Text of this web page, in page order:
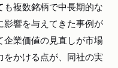
も複数銘柄で中長期的な
影響を与えてきた事例が
企業価値の見直しが市場
をかける点が、同社の実